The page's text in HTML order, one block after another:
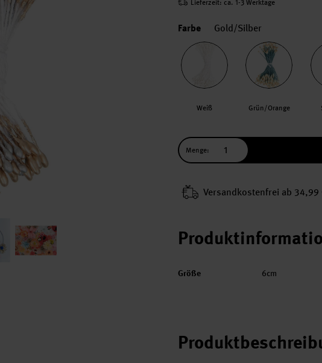
Lieferzeit: ca. 1-3 Werktage
Farbe Gold/Silber
Weiß Grün/Orange
Menge:
Versand­kosten­frei ab 34,99
Größe 6cm